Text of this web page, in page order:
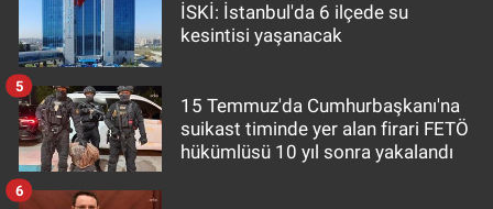
İSKİ: İstanbul'da 6 ilçede su
kesintisi yaşanacak
15 Temmuz'da Cumhurbaşkanı'na
suikast timinde yer alan firari FETÖ
hükümlüsü 10 yıl sonra yakalandı
5
6